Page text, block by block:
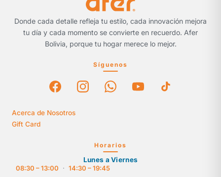
Donde cada detalle refleja tu estilo, cada innovación mejora
tu día y cada momento se convierte en recuerdo. Afer
Bolivia, porque tu hogar merece lo mejor.
Síguenos
Acerca de Nosotros
Gift Card
Horarios
Lunes a Viernes
08:30 – 13:00
· 14:30 – 19:45